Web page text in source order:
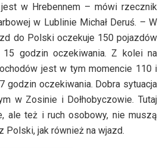
w Hrebennem – mówi rzecznik
w Lublinie Michał Deruś. – W
do Polski oczekuje 150 pojazdów
godzin oczekiwania. Z kolei na
jest w tym momencie 110 i
godzin oczekiwania. Dobra sytuacja
w Zosinie i Dołhobyczowie. Tutaj
ale też i ruch osobowy, nie muszą
Polski, jak również na wjazd.